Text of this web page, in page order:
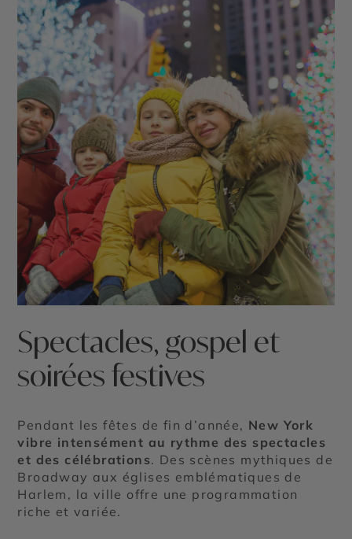
©
Spectacles, gospel et
soirées festives
Pendant les fêtes de fin d’année, New York
vibre intensément au rythme des spectacles
et des célébrations. Des scènes mythiques de
Broadway aux églises emblématiques de
Harlem, la ville offre une programmation
riche et variée.